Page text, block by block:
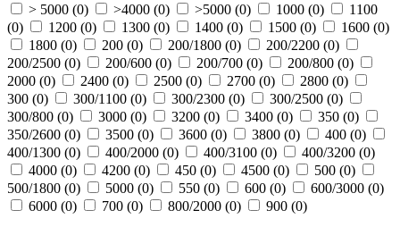
> 5000 (0) >4000 (0) >5000 (0) 1000 (0)
1100
(0) 1200 (0) 1300 (0) 1400 (0) 1500 (0) 1600 (0)
1800 (0) 200 (0) 200/1800 (0) 200/2200 (0)
200/2500 (0) 200/600 (0) 200/700 (0) 200/800 (0)
2000 (0) 2400 (0) 2500 (0) 2700 (0) 2800 (0)
300 (0) 300/1100 (0) 300/2300 (0) 300/2500 (0)
300/800 (0) 3000 (0) 3200 (0) 3400 (0) 350 (0)
350/2600 (0) 3500 (0) 3600 (0) 3800 (0) 400 (0)
400/1300 (0) 400/2000 (0) 400/3100 (0) 400/3200 (0)
4000 (0) 4200 (0) 450 (0) 4500 (0) 500 (0)
500/1800 (0) 5000 (0) 550 (0) 600 (0) 600/3000 (0)
6000 (0) 700 (0) 800/2000 (0) 900 (0)